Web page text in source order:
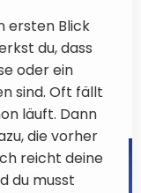
ersten Blick
du, dass
oder ein
sind. Oft fällt
läuft. Dann
die vorher
reicht deine
du musst